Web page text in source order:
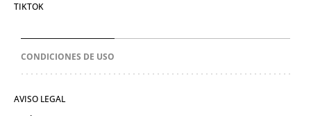
TIKTOK
CONDICIONES DE USO
AVISO LEGAL